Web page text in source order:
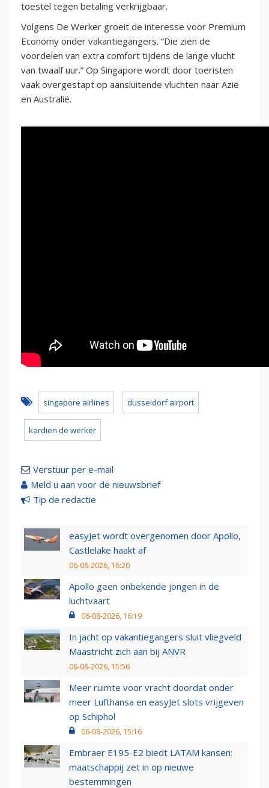
toestel tegen betaling verkrijgbaar.
Volgens De Werker groeit de interesse voor Premium
Economy onder vakantiegangers. “Die zien de
voordelen van extra comfort tijdens de lange vlucht
van twaalf uur.” Op Singapore wordt door toeristen
vaak overgestapt op aansluitende vluchten naar Azië
en Australië.
singapore airlines dusseldorf airport
kardien de werker
Verstuur per e-mail
Meld u aan voor de nieuwsbrief
Tip de redactie
easyJet wordt overgenomen door Apollo,
Castlelake haakt af
06-08-2026, 16:20
Apollo geen onbekende jongen in de
luchtvaart
06-08-2026, 16:19
In jacht op vakantiegangers sluit vliegveld
Maastricht zich aan bij ANVR
06-08-2026, 15:56
Meer ruimte voor vracht doordat onder
meer Lufthansa en easyJet slots vrijgeven
op Schiphol
06-08-2026, 15:16
Embraer E195-E2 biedt LATAM kansen:
maatschappij zet in op nieuwe
bestemmingen